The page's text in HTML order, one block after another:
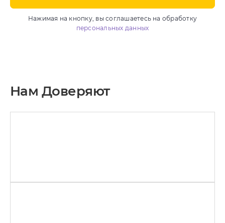
CRM
автоматизация
Нажимая на кнопку, вы соглашаетесь на обработку
персональных данных
Нам Доверяют